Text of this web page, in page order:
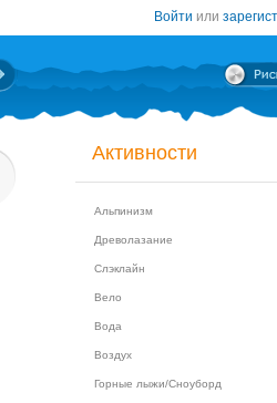
Войти или
Активности
Альпинизм
Древолазание
Слэклайн
Вело
Вода
Воздух
Горные лыжи/Сноуборд